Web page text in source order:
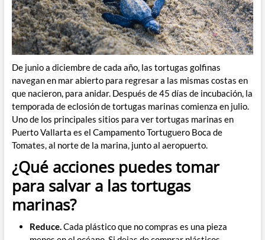
De junio a diciembre de cada año, las tortugas golfinas
navegan en mar abierto para regresar a las mismas costas en
que nacieron, para anidar. Después de 45 días de incubación, la
temporada de eclosión de tortugas marinas comienza en julio.
Uno de los principales sitios para ver tortugas marinas en
Puerto Vallarta es el Campamento Tortuguero Boca de
Tomates, al norte de la marina, junto al aeropuerto.
¿Qué acciones puedes tomar
para salvar a las tortugas
marinas?
Reduce.Cada plástico que no compras es una pieza